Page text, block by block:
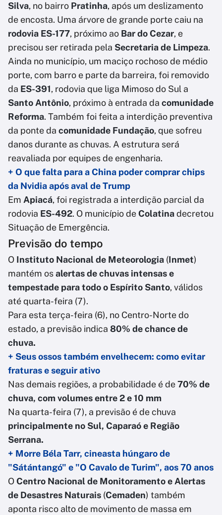
Silva, no bairro Pratinha, após um deslizamento
de encosta. Uma árvore de grande porte caiu na
rodovia ES-177, próximo ao Bar do Cezar, e
precisou ser retirada pela Secretaria de Limpeza.
Ainda no município, um maciço rochoso de médio
porte, com barro e parte da barreira, foi removido
da ES-391, rodovia que liga Mimoso do Sul a
Santo Antônio, próximo à entrada da comunidade
Reforma. Também foi feita a interdição preventiva
da ponte da comunidade Fundação, que sofreu
danos durante as chuvas. A estrutura será
reavaliada por equipes de engenharia.
+ O que falta para a China poder comprar chips
da Nvidia após aval de Trump
Em Apiacá, foi registrada a interdição parcial da
rodovia ES-492. O município deColatinadecretou
Situação de Emergência.
Previsão do tempo
O Instituto Nacional de Meteorologia (Inmet)
mantém osalertas de chuvas intensas e
tempestade para todo o Espírito Santo, válidos
até quarta-feira (7).
Para esta terça-feira (6), no Centro-Norte do
estado, a previsão indica 80% de chance de
chuva.
+ Seus ossos também envelhecem: como evitar
fraturas e seguir ativo
Nas demais regiões, a probabilidade é de70% de
chuva, com volumes entre 2 e 10 mm
Na quarta-feira (7), a previsão é de chuva
principalmente no Sul, Caparaó e Região
Serrana.
+ Morre Béla Tarr, cineasta húngaro de
"Sátántangó" e "O Cavalo de Turim", aos 70 anos
OCentro Nacional de Monitoramento e Alertas
de Desastres Naturais (Cemaden) também
aponta risco alto de movimento de massa em